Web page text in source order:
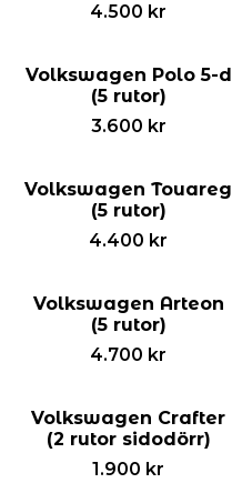
4.500 kr
Volkswagen Polo 5-d
(5 rutor)
3.600 kr
Volkswagen Touareg
(5 rutor)
4.400 kr
Volkswagen Arteon
(5 rutor)
4.700 kr
Volkswagen Crafter
(2 rutor sidodörr)
1.900 kr